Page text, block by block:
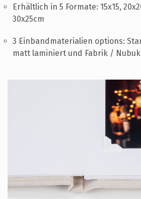
Erhältlich in 5 Formate: 15x15,
30x25cm
3 Einbandmaterialien options:
matt laminiert und Fabrik /